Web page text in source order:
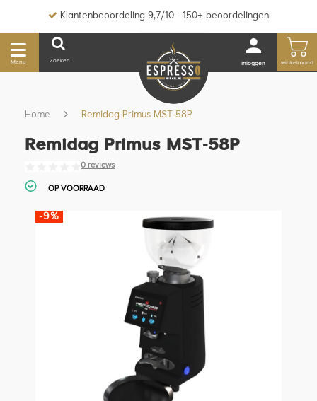
Klantenbeoordeling 9,7/10 - 150+ beoordelingen
Menu Zoeken inloggen winkelmand
Home Remidag Primus MST-58P
Remidag Primus MST-58P
0 reviews
OP VOORRAAD
-9%